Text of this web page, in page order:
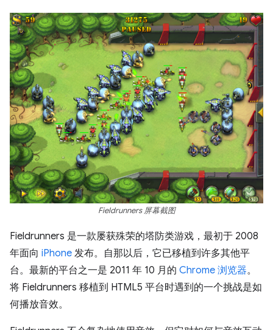
Fieldrunners 屏幕截图
Fieldrunners 是一款屡获殊荣的塔防类游戏，最初于 2008
年面向 iPhone 发布。自那以后，它已移植到许多其他平
台。最新的平台之一是 2011 年 10 月的 Chrome 浏览器。
将 Fieldrunners 移植到 HTML5 平台时遇到的一个挑战是如
何播放音效。